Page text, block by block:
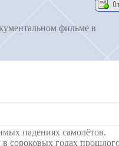
фильме в
падениях самолётов.
сороковых годах